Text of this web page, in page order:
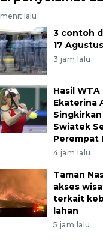
lalu
3 contoh
17
3 jam lalu
Hasil
Ekaterina
Swiatek
Perempat
4 jam lalu
Taman
akses
terkait
lahan
5 jam lalu